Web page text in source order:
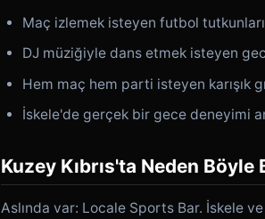
Maç izlemek isteyen futbol tutkunları
DJ müziğiyle dans etmek isteyen
Hem maç hem parti isteyen karışık
İskele'de gerçek bir gece deneyimi
Kuzey Kıbrıs'ta Neden Böyle
Aslında var: Locale Sports Bar. İskele